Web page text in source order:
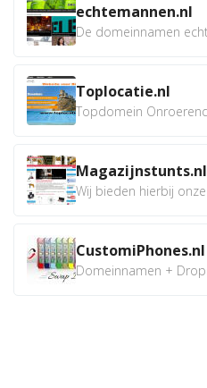
echtemannen.nl
Toplocatie.nl
Magazijnstunts.nl
CustomiPhones.nl